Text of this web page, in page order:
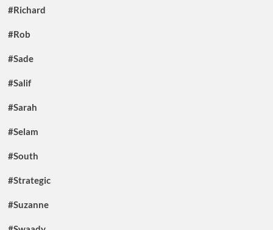
#Richard
#Rob
#Sade
#Salif
#Sarah
#Selam
#South
#Strategic
#Suzanne